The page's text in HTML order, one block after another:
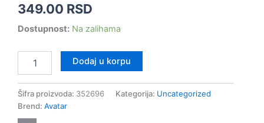
349.00 RSD
Dostupnost: Na zalihama
Dodaj u korpu
Šifra proizvoda: 352696 Kategorija: Uncategorized
Brend: Avatar